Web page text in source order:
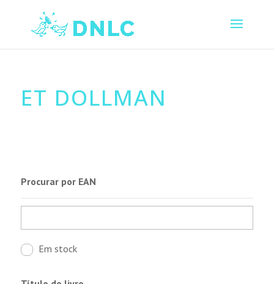
ET DOLLMAN
Procurar por EAN
Em stock